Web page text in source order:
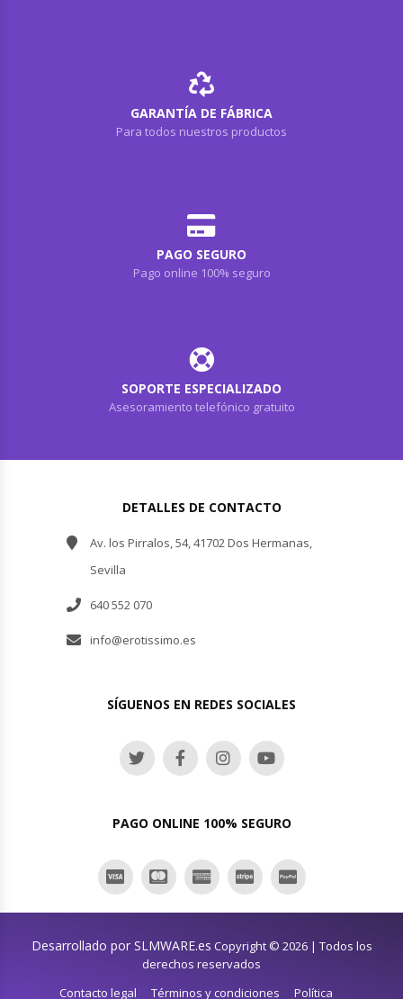
GARANTÍA DE FÁBRICA
Para todos nuestros productos
PAGO SEGURO
Pago online 100% seguro
SOPORTE ESPECIALIZADO
Asesoramiento telefónico gratuito
DETALLES DE CONTACTO
Av. los Pirralos, 54, 41702 Dos Hermanas,
Sevilla
640 552 070
info@erotissimo.es
SÍGUENOS EN REDES SOCIALES
PAGO ONLINE 100% SEGURO
Desarrollado por SLMWARE.es Copyright © 2026 | Todos los
derechos reservados
Contacto legal
Términos y condiciones Política